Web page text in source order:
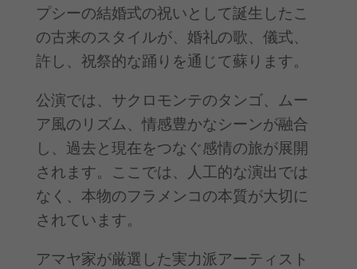
プシーの結婚式の祝いとして誕生したこ
の古来のスタイルが、婚礼の歌、儀式、
許し、祝祭的な踊りを通じて蘇ります。
公演では、サクロモンテのタンゴ、ムー
ア風のリズム、情感豊かなシーンが融合
し、過去と現在をつなぐ感情の旅が展開
されます。ここでは、人工的な演出では
なく、本物のフラメンコの本質が大切に
されています。
アマヤ家が厳選した実力派アーティスト